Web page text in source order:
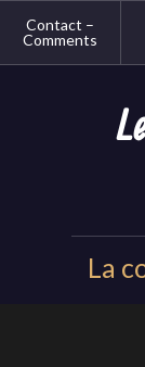
Contact –
Comments
La